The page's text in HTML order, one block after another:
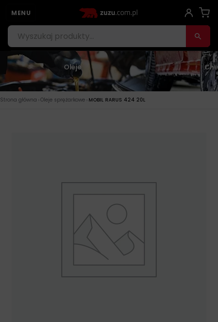
MENU
Oleje
Strona główna › Oleje sprężarkowe › MOBIL RARUS 424 20L